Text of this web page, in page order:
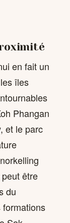
en fait un
îles
Phangan
et le parc
être
du